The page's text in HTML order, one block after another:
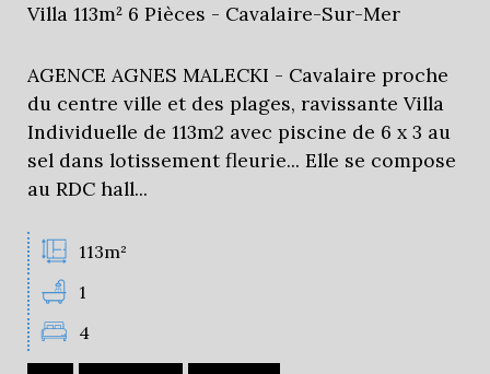
Villa 113m² 6 Pièces - Cavalaire-Sur-Mer
AGENCE AGNES MALECKI - Cavalaire proche
du centre ville et des plages, ravissante Villa
Individuelle de 113m2 avec piscine de 6 x 3 au
sel dans lotissement fleurie... Elle se compose
au RDC hall...
113m²
1
4